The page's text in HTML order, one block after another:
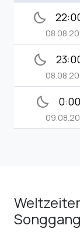
bedtime
bedtime
bedtime